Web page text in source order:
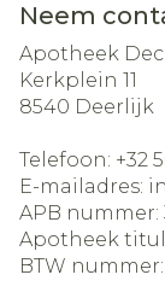
Neem
Apotheek
Kerkplein 11
8540 Deerlijk
Telefoon: +32
E-mailadres:
APB nummer:
Apotheek
BTW nummer: